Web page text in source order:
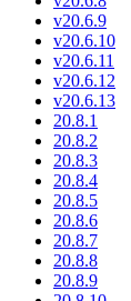
v20.6.9
v20.6.10
v20.6.11
v20.6.12
v20.6.13
20.8.1
20.8.2
20.8.3
20.8.4
20.8.5
20.8.6
20.8.7
20.8.8
20.8.9